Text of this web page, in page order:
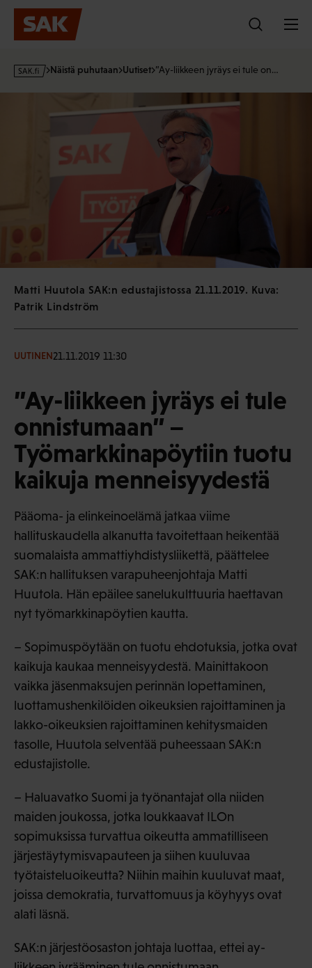
Hyppää
sisältöön
s
Näistä puhutaan Uutiset ”Ay-liikkeen jyräys ei tule on…
Matti Huutola SAK:n edustajistossa 21.11.2019. Kuva:
Patrik Lindström
UUTINEN21.11.2019 11:30
”Ay-liikkeen jyräys ei tule
onnistumaan” –
Työmarkkinapöytiin tuotu
kaikuja menneisyydestä
Pääoma- ja elinkeinoelämä jatkaa viime
hallituskaudella alkanutta tavoitettaan heikentää
suomalaista ammattiyhdistysliikettä, päättelee
SAK:n hallituksen varapuheenjohtaja Matti
Huutola. Hän epäilee sanelukulttuuria haettavan
nyt työmarkkinapöytien kautta.
– Sopimuspöytään on tuotu ehdotuksia, jotka ovat
kaikuja kaukaa menneisyydestä. Mainittakoon
vaikka jäsenmaksujen perinnän lopettaminen,
luottamushenkilöiden oikeuksien rajoittaminen ja
lakko-oikeuksien rajoittaminen kehitysmaiden
tasolle, Huutola selventää puheessaan SAK:n
edustajistolle.
– Haluavatko Suomi ja työnantajat olla niiden
maiden joukossa, jotka loukkaavat ILOn
sopimuksissa turvattua oikeutta ammatilliseen
järjestäytymisvapauteen ja siihen kuuluvaa
työtaisteluoikeutta? Niihin maihin kuuluvat maat,
joissa demokratia, turvattomuus ja köyhyys ovat
alati läsnä.
SAK:n järjestöosaston johtaja luottaa, ettei ay-